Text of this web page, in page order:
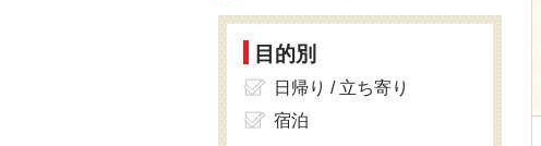
目的別
日帰り / 立ち寄り
宿泊